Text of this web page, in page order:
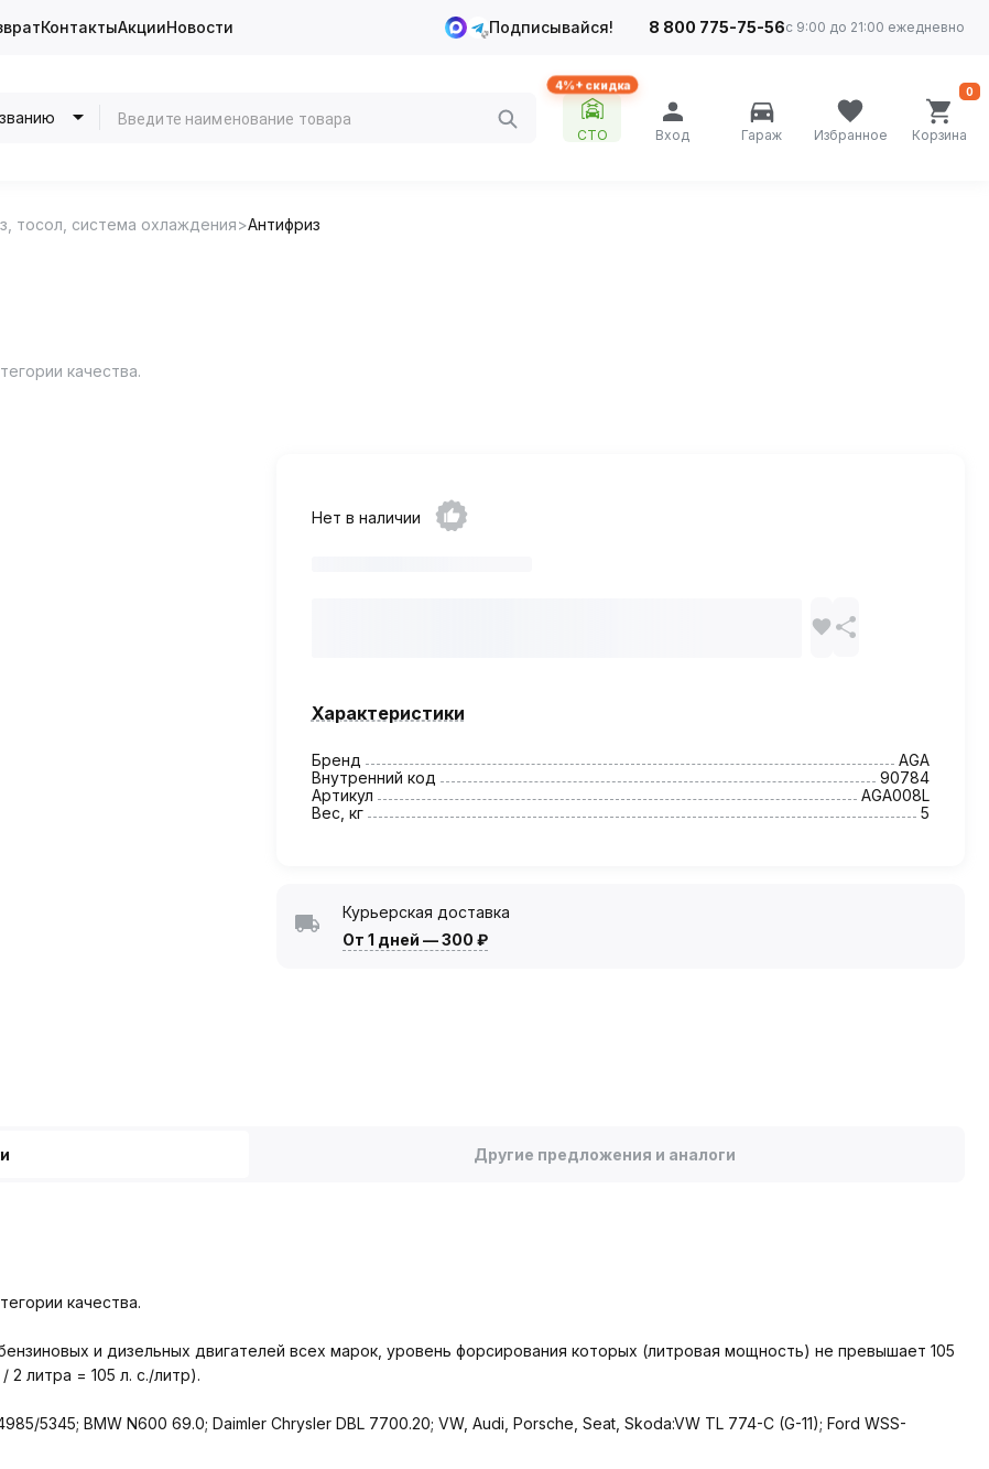
КонтактыАкцииНовости Подписывайся! 8 800 775-75-56с 9:00 до 21:00 ежедневно
4%+ скидка
СТО Вход Гараж Избранное Корзина
0
тосол, система охлаждения Антифриз
качества.
Нет в наличии
Характеристики
Бренд
AGA
Внутренний код
90784
Артикул
AGA008L
Вес, кг
5
Курьерская доставка
От 1 дней —300 ₽
Другие предложения и аналоги
качества.
и дизельных двигателей всех марок, уровень форсирования которых (литровая мощность) не превышает 105
2 литра = 105 л. с./литр).
5345; BMW N600 69.0; Daimler Chrysler DBL 7700.20; VW, Audi, Porsche, Seat, Skoda:VW TL 774-C (G-11); Ford WSS-